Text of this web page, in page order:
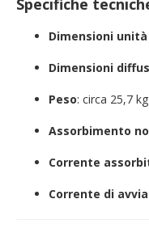
Specifiche
Dimensioni
Dimensioni
Peso: circa 25,7 kg
Assorbimento
Corrente
Corrente di